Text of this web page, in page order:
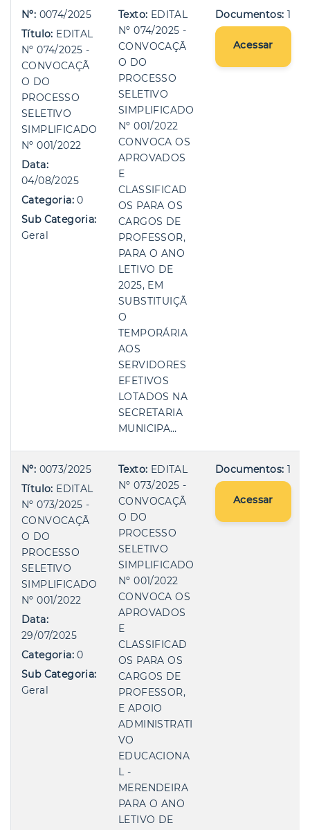
Nº: 0074/2025
Título: EDITAL
Nº 074/2025 -
CONVOCAÇÃ
O DO
PROCESSO
SELETIVO
SIMPLIFICADO
Nº 001/2022
Data:
04/08/2025
Categoria:0
Sub Categoria:
Geral
Texto: EDITAL
Nº 074/2025 -
CONVOCAÇÃ
O DO
PROCESSO
SELETIVO
SIMPLIFICADO
Nº 001/2022
CONVOCA OS
APROVADOS
E
CLASSIFICAD
OS PARA OS
CARGOS DE
PROFESSOR,
PARA O ANO
LETIVO DE
2025, EM
SUBSTITUIÇÃ
O
TEMPORÁRIA
AOS
SERVIDORES
EFETIVOS
LOTADOS NA
SECRETARIA
MUNICIPA…
Documentos: 1
Acessar
Nº: 0073/2025
Título: EDITAL
Nº 073/2025 -
CONVOCAÇÃ
O DO
PROCESSO
SELETIVO
SIMPLIFICADO
Nº 001/2022
Data:
29/07/2025
Categoria:0
Sub Categoria:
Geral
Texto: EDITAL
Nº 073/2025 -
CONVOCAÇÃ
O DO
PROCESSO
SELETIVO
SIMPLIFICADO
Nº 001/2022
CONVOCA OS
APROVADOS
E
CLASSIFICAD
OS PARA OS
CARGOS DE
PROFESSOR,
E APOIO
ADMINISTRATI
VO
EDUCACIONA
L -
MERENDEIRA
PARA O ANO
LETIVO DE
Documentos: 1
Acessar